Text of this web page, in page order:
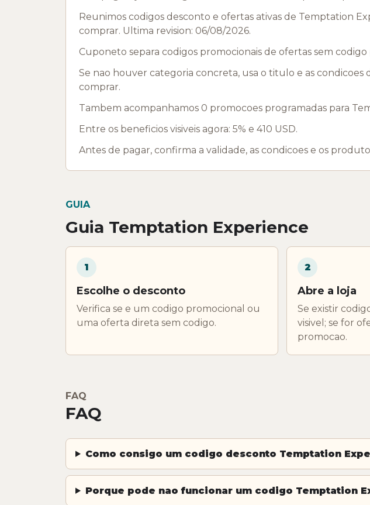
Reunimos codigos desconto e ofertas ativas de Temptation
comprar. Ultima revision: 06/08/2026.
Cuponeto separa codigos promocionais de ofertas sem
Se nao houver categoria concreta, usa o titulo e as
comprar.
Tambem acompanhamos 0 promocoes programadas para
Entre os beneficios visiveis agora: 5% e 410 USD.
Antes de pagar, confirma a validade, as condicoes e os
GUIA
Guia Temptation Experience
1
Escolhe o desconto
Verifica se e um codigo promocional ou
uma oferta direta sem codigo.
2
Abre a loja
Se existir
visivel; se for
promocao.
FAQ
FAQ
Como consigo um codigo desconto Temptation
Porque pode nao funcionar um codigo Temptation